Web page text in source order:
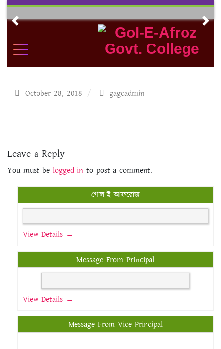
Skip
contentPrevious
October 28, 2018 gagcadmin
Leave a Reply
You must be logged in to post a comment.
গোল-ই আফরোজ
View Details →
Message From Principal
View Details →
Message From Vice Principal